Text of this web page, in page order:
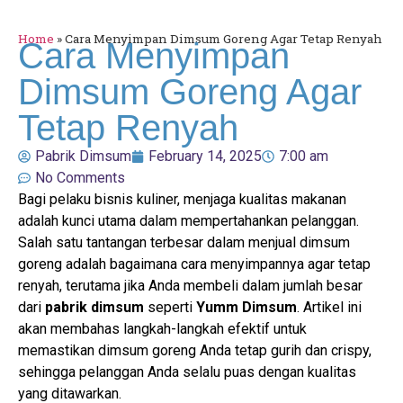
Home »Cara Menyimpan Dimsum Goreng Agar Tetap Renyah
Cara Menyimpan
Dimsum Goreng Agar
Tetap Renyah
Pabrik Dimsum February 14, 2025
7:00 am
No Comments
Bagi pelaku bisnis kuliner, menjaga kualitas makanan
adalah kunci utama dalam mempertahankan pelanggan.
Salah satu tantangan terbesar dalam menjual dimsum
goreng adalah bagaimana cara menyimpannya agar tetap
renyah, terutama jika Anda membeli dalam jumlah besar
dari pabrik dimsum seperti Yumm Dimsum. Artikel ini
akan membahas langkah-langkah efektif untuk
memastikan dimsum goreng Anda tetap gurih dan crispy,
sehingga pelanggan Anda selalu puas dengan kualitas
yang ditawarkan.